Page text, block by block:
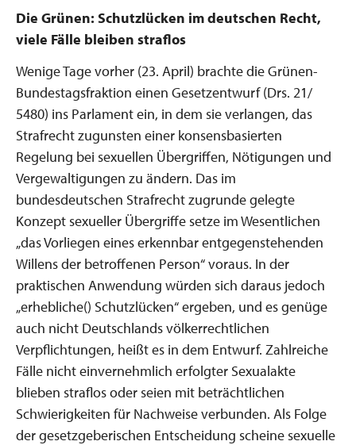
Die Grünen: Schutzlücken im deutschen Recht,
viele Fälle bleiben straflos
Wenige Tage vorher (23. April) brachte die Grünen-
Bundestagsfraktion einen Gesetzentwurf (Drs. 21/
5480) ins Parlament ein, in dem sie verlangen, das
Strafrecht zugunsten einer konsensbasierten
Regelung bei sexuellen Übergriffen, Nötigungen und
Vergewaltigungen zu ändern. Das im
bundesdeutschen Strafrecht zugrunde gelegte
Konzept sexueller Übergriffe setze im Wesentlichen
„das Vorliegen eines erkennbar entgegenstehenden
Willens der betroffenen Person“ voraus. In der
praktischen Anwendung würden sich daraus jedoch
„erhebliche() Schutzlücken“ ergeben, und es genüge
auch nicht Deutschlands völkerrechtlichen
Verpflichtungen, heißt es in dem Entwurf. Zahlreiche
Fälle nicht einvernehmlich erfolgter Sexualakte
blieben straflos oder seien mit beträchtlichen
Schwierigkeiten für Nachweise verbunden. Als Folge
der gesetzgeberischen Entscheidung scheine sexuelle